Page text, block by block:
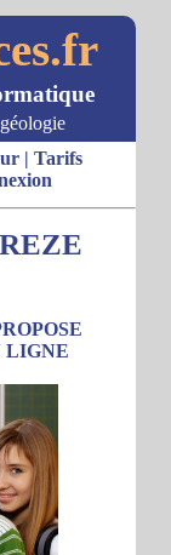
| Tarifs
LIGNE